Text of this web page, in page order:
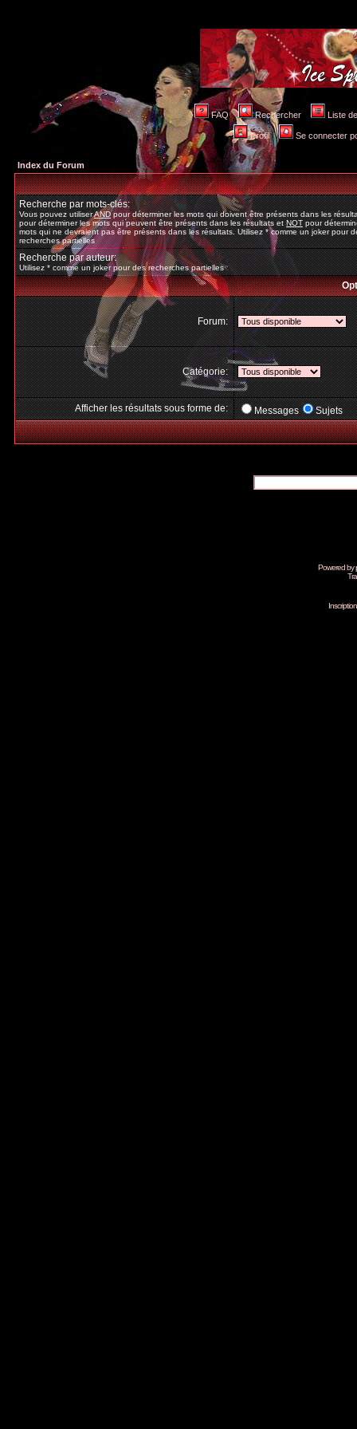
FAQ Rechercher Liste
Profil Se connecter
Index du Forum
Recherche par mots-clés:
Vous pouvez utiliserANDpour déterminer les mots qui doivent être présents dans les
pour déterminer les mots qui peuvent être présents dans les résultats etNOTpour
mots qui ne devraient pas être présents dans les résultats. Utilisez * comme un joker pour
recherches partielles
Recherche par auteur:
Utilisez * comme un joker pour des recherches partielles
Forum:
Catégorie:
Afficher les résultats sous forme de: Messages Sujets
Powered by